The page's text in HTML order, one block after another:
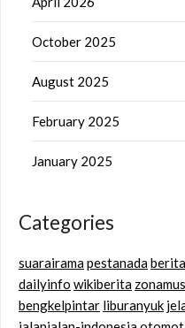
October 2025
August 2025
February 2025
January 2025
Categories
suarairamapestanada
dailyinfo wikiberita
bengkelpintar liburanyuk